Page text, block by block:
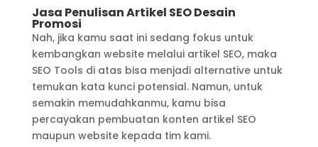
Jasa Penulisan Artikel SEO Desain
Promosi
Nah, jika kamu saat ini sedang fokus untuk
kembangkan website melalui artikel SEO, maka
SEO Tools di atas bisa menjadi alternative untuk
temukan kata kunci potensial. Namun, untuk
semakin memudahkanmu, kamu bisa
percayakan pembuatan konten artikel SEO
maupun website kepada tim kami.